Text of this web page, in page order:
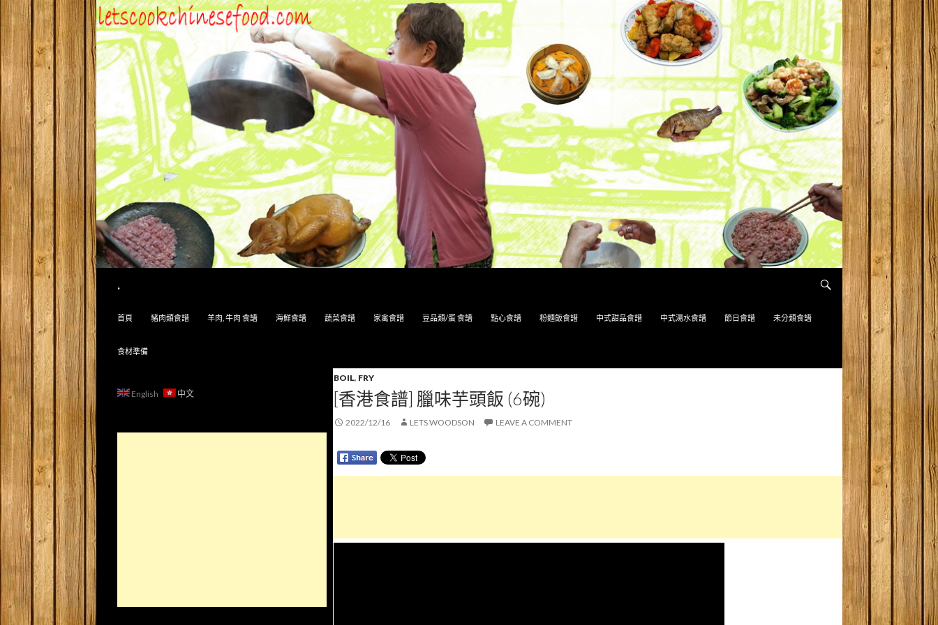
.
首頁
豬肉類食譜 羊肉, 牛肉 食譜 海鮮食譜 蔬菜食譜 家禽食譜 豆品類/蛋 食譜 點心食譜 粉麵飯食譜 中式甜品食譜 中式湯水食譜 節日食譜 未分類食譜
食材準備
BOIL, FRY
[香港食譜] 臘味芋頭飯 (6碗)
2022/12/16 LETS WOODSON LEAVE A COMMENT
English 中文